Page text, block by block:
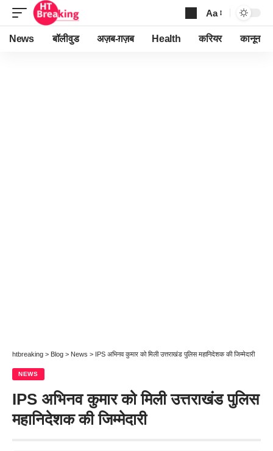
Font
Resizer
Aa
News बॉलीवुड अज़ब-ग़ज़ब Health करियर कानून
htbreaking > Blog > News > IPS अभिनव कुमार को मिली उत्तराखंड पुलिस महानिदेशक की जिम्मेदारी
NEWS
IPS अभिनव कुमार को मिली उत्तराखंड पुलिस
महानिदेशक की जिम्मेदारी